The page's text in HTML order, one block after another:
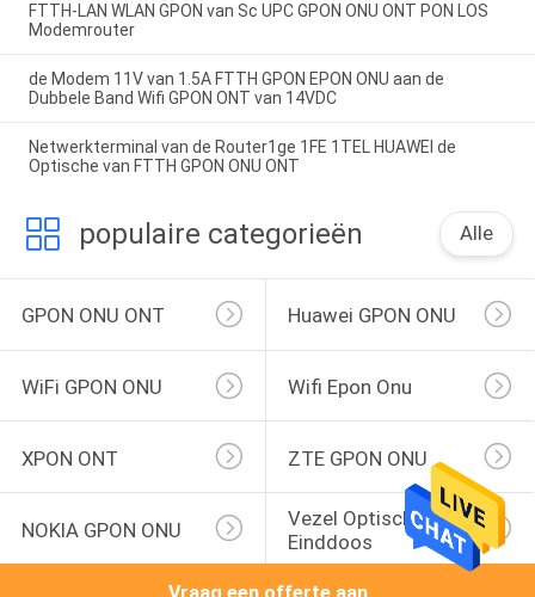
FTTH-LAN WLAN GPON van Sc UPC GPON ONU ONT PON LOS
Modemrouter
de Modem 11V van 1.5A FTTH GPON EPON ONU aan de
Dubbele Band Wifi GPON ONT van 14VDC
Netwerkterminal van de Router1ge 1FE 1TEL HUAWEI de
Optische van FTTH GPON ONU ONT
populaire categorieën Alle
GPON ONU ONT Huawei GPON ONU
WiFi GPON ONU Wifi Epon Onu
XPON ONT ZTE GPON ONU
NOKIA GPON ONU
Vezel Optische
Einddoos